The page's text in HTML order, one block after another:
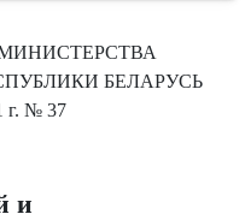
БЕЛАРУСЬ
г. № 37
и